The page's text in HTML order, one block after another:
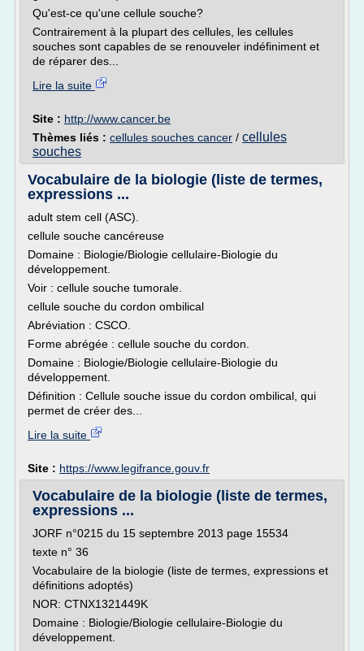
Qu'est-ce qu'une cellule souche?
Contrairement à la plupart des cellules, les cellules
souches sont capables de se renouveler indéfiniment et
de réparer des...
Lire la suite
Site : http://www.cancer.be
Thèmes liés : cellules souches cancer / cellules
souches
Vocabulaire de la biologie (liste de termes,
expressions ...
adult stem cell (ASC).
cellule souche cancéreuse
Domaine : Biologie/Biologie cellulaire-Biologie du
développement.
Voir : cellule souche tumorale.
cellule souche du cordon ombilical
Abréviation : CSCO.
Forme abrégée : cellule souche du cordon.
Domaine : Biologie/Biologie cellulaire-Biologie du
développement.
Définition : Cellule souche issue du cordon ombilical, qui
permet de créer des...
Lire la suite
Site : https://www.legifrance.gouv.fr
Vocabulaire de la biologie (liste de termes,
expressions ...
JORF n°0215 du 15 septembre 2013 page 15534
texte n° 36
Vocabulaire de la biologie (liste de termes, expressions et
définitions adoptés)
NOR: CTNX1321449K
Domaine : Biologie/Biologie cellulaire-Biologie du
développement.